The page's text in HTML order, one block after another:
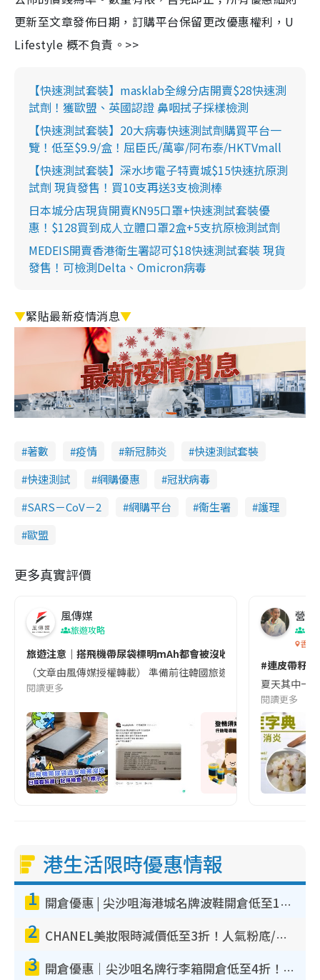
更新至文章發佈日期，訂購平台保留更改優惠權利，U
Lifestyle 概不負責。>>
【快速測試套裝】masklab全線分店開賣$28快速測
試劑！獲歐盟、英國認證 鼻咽拭子採樣檢測
【快速測試套裝】20大病毒快速測試劑購買平台一
覽！低至$9.9/盒！屈臣氏/萬寧/阿布泰/HKTVmall
【快速測試套裝】深水埗電子特賣城$15快速抗原測
試劑 現貨發售！買10支再送3支檢測棒
日本城分店現貨開賣KN95口罩+快速測試套裝優
惠！$128買到成人立體口罩2盒+5支抗原檢測試劑
MEDEIS開賣香港衛生署認可$18快速測試套裝 現貨
發售！可檢測Delta、Omicron病毒
▼緊貼最新疫情消息▼
著數 疫情 新冠肺炎
快速測試套裝
快速測試
網購優惠
冠狀病毒
SARS－CoV－2
網購平台 衞生署
護理
歐盟
更多真實評價
風傳媒
旅遊攻略
旅遊注意｜搭飛機帶尿袋標明mAh都會被沒收😱出發前切記檢查
（文章由風傳媒授權轉載） 準備前往韓國旅遊的民眾，近期要
閱讀更多
營養
香港
#連皮帶籽
夏天其中一
閱讀更多
港生活限時優惠情報
1 開倉優惠 | 尖沙咀海港城名牌波鞋開倉低至1折！On鞋$899起／Joy&Peace鞋履$98起
2 CHANEL美妝限時減價低至3折！人氣粉底/唇膏/精華液低至$275！COCO香水都有平
3 開倉優惠｜尖沙咀名牌行李箱開倉低至4折！一連5日 American Tourister/ace./Hallmark $200起！